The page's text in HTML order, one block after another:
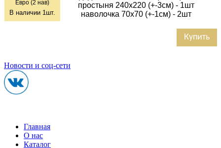
Евро (2 нав)
В наличии 1 шт.
простыня 240х220 (+-3см) - 1шт
наволочка 70х70 (+-1см) - 2шт
Купить
Новости и соц-сети
Главная
О нас
Каталог